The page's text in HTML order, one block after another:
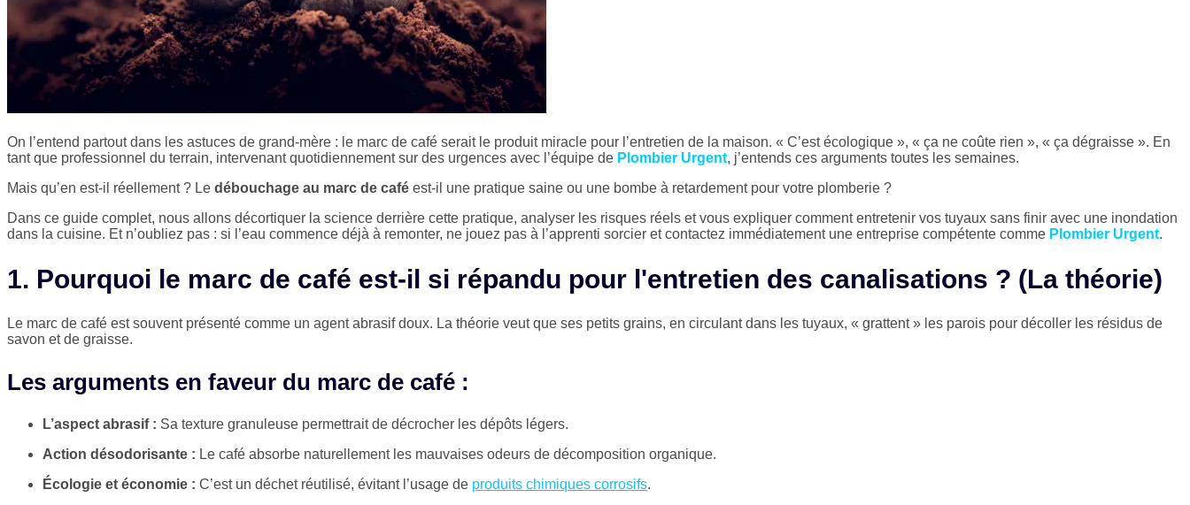
On l’entend partout dans les astuces de grand-mère : le marc de café serait le produit miracle pour l’entretien de la maison. « C’est écologique », « ça ne coûte rien », « ça dégraisse ». En
tant que professionnel du terrain, intervenant quotidiennement sur des urgences avec l’équipe de Plombier Urgent, j’entends ces arguments toutes les semaines.
Mais qu’en est-il réellement ? Le débouchage au marc de café est-il une pratique saine ou une bombe à retardement pour votre plomberie ?
Dans ce guide complet, nous allons décortiquer la science derrière cette pratique, analyser les risques réels et vous expliquer comment entretenir vos tuyaux sans finir avec une inondation
dans la cuisine. Et n’oubliez pas : si l’eau commence déjà à remonter, ne jouez pas à l’apprenti sorcier et contactez immédiatement une entreprise compétente comme Plombier Urgent.
1. Pourquoi le marc de café est-il si répandu pour l'entretien des canalisations ? (La théorie)
Le marc de café est souvent présenté comme un agent abrasif doux. La théorie veut que ses petits grains, en circulant dans les tuyaux, « grattent » les parois pour décoller les résidus de
savon et de graisse.
Les arguments en faveur du marc de café :
L’aspect abrasif : Sa texture granuleuse permettrait de décrocher les dépôts légers.
Action désodorisante : Le café absorbe naturellement les mauvaises odeurs de décomposition organique.
Écologie et économie : C’est un déchet réutilisé, évitant l’usage de produits chimiques corrosifs.